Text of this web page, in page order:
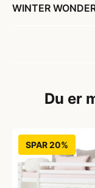
WINTER
Du er
SPAR 20%